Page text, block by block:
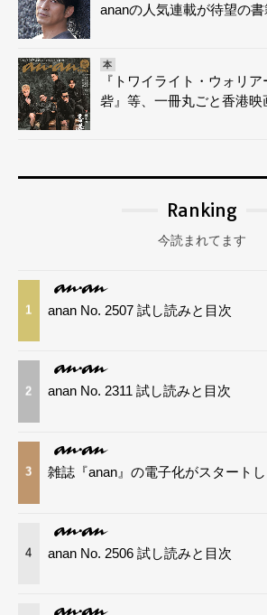
ananの人気連載が待望の
本
『トワイライト・ウォリ
砦』等、一冊丸ごと香港映
Ranking
今読まれてます
1 anan No. 2507 試し読みと目次
2 anan No. 2311 試し読みと目次
3 雑誌『anan』の電子化がスタートし
4 anan No. 2506 試し読みと目次